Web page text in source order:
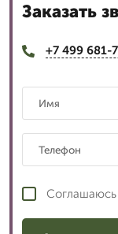
Заказать
+7 499 681-
Соглашаюсь